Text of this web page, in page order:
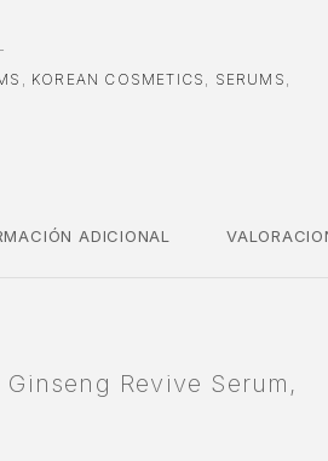
, KOREAN COSMETICS , SERUMS ,
ADICIONAL
Revive Serum,